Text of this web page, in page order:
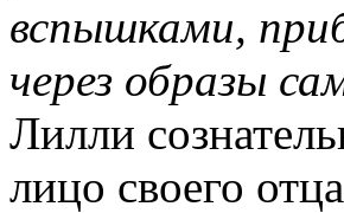
вспышками,
через образы
Лилли
лицо своего